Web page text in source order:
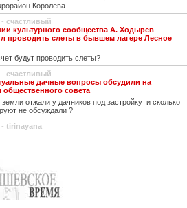
Королёва....
- счастливый
культурного сообщества А. Ходырев
проводить слеты в бывшем лагере Лесное
будут проводить слеты?
- счастливый
дачные вопросы обсудили на
общественного совета
земли отжали у дачников под застройку и сколько
не обсуждали ?
- tirinayana
21.02.2018 № 441/94
21.02.2018 № 441/94
данное решение не опубликовано.
Опубликовать настоящее решение в средствах
и разместить его в информационно-